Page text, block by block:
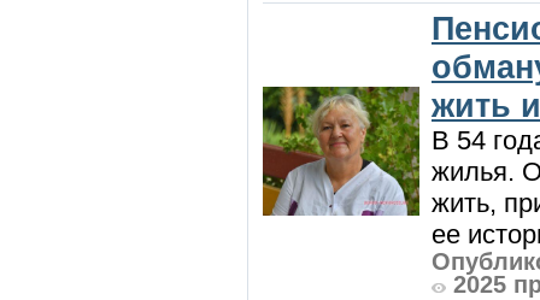
жить
В 54
жилья.
жить,
ее
2025